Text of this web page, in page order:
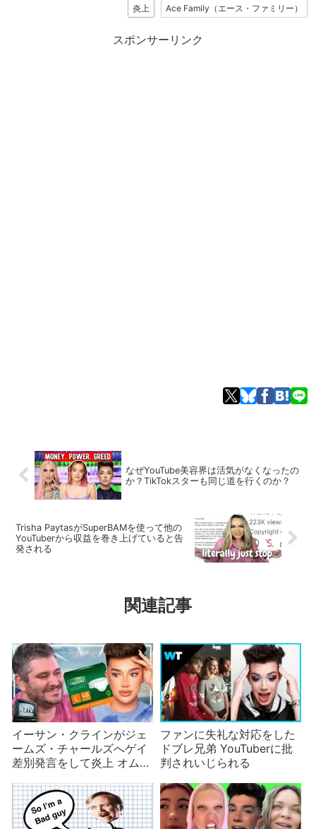
炎上 Ace Family（エース・ファミリー）
スポンサーリンク
なぜYouTube美容界は活気がなくなったの
か？TikTokスターも同じ道を行くのか？
Trisha PaytasがSuperBAMを使って他の
YouTuberから収益を巻き上げていると告
発される
関連記事
イーサン・クラインがジェ
ームズ・チャールズへゲイ
差別発言をして炎上 オムツ
ファンに失礼な対応をした
ドブレ兄弟 YouTuberに批
判されいじられる